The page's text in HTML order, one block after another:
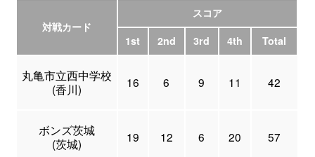
対戦カード
スコア
1st
2nd 3rd 4th Total
丸亀市立西中学校
(香川)
16 6 9 11 42
ボンズ茨城
(茨城)
19 12 6 20 57